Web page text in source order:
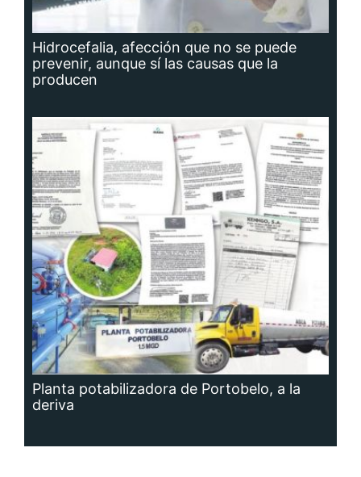
Hidrocefalia, afección que no se puede
prevenir, aunque sí las causas que la
producen
Planta potabilizadora de Portobelo, a la
deriva